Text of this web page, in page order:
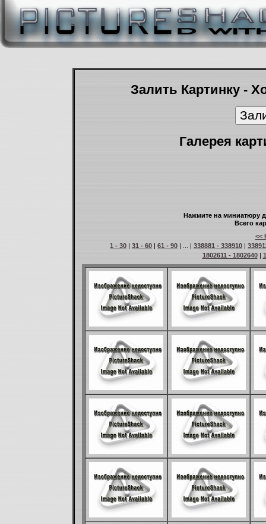
Залить Картинку -
Галерея
Нажмите на миниатюру
Всего
<<
1 - 30 | 31 - 60 | 61 - 90 | ... | 338881 - 338910 |
1802611 - 1802640|